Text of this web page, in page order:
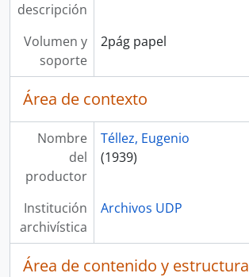
descripción
Volumen y
soporte
2pág papel
Área de contexto
Nombre
del
productor
Téllez, Eugenio
(1939)
Institución
archivística
Archivos UDP
Área de contenido y estructura